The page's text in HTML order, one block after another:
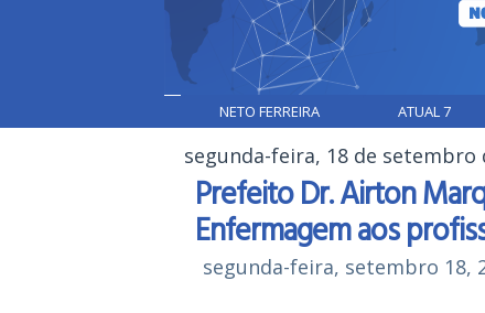
NETO FERREIRA ATUAL 7
segunda-feira, 18 de setembro
Prefeito Dr. Airton
Enfermagem aos
segunda-feira, setembro 18,